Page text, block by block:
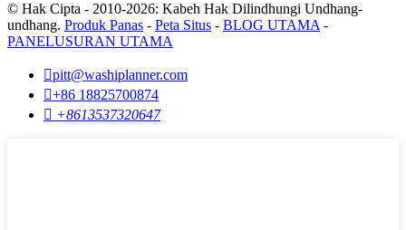
© Hak Cipta - 2010-2026: Kabeh Hak Dilindhungi Undhang-
undhang. Produk Panas - Peta Situs - BLOG UTAMA -
PANELUSURAN UTAMA
pitt@washiplanner.com
+86 18825700874
 +8613537320647